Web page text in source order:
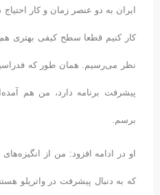
ایران به دو عنصر زمان و کار
کار کنیم قطعا سطح کیفی بهتری هم
نظر می‌رسیم. همان طور که
پیشرفت برنامه دارد، من هم
برسم.
او در ادامه افزود: من از
که به دنبال پیشرفت در واترپلو